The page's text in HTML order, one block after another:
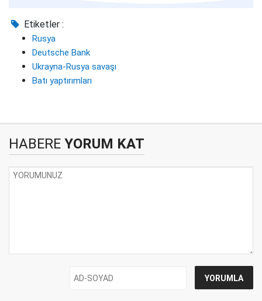
Etiketler :
Rusya
Deutsche Bank
Ukrayna-Rusya savaşı
Batı yaptırımları
HABERE YORUM KAT